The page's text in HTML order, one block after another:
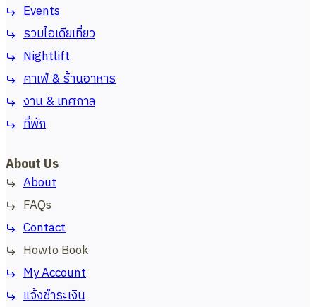
Events
รวมไอเดียเที่ยว
Nightlift
คาเฟ่ & ร้านอาหาร
งาน & เทศกาล
ที่พัก
About Us
About
FAQs
Contact
Howto Book
My Account
แจ้งชำระเงิน